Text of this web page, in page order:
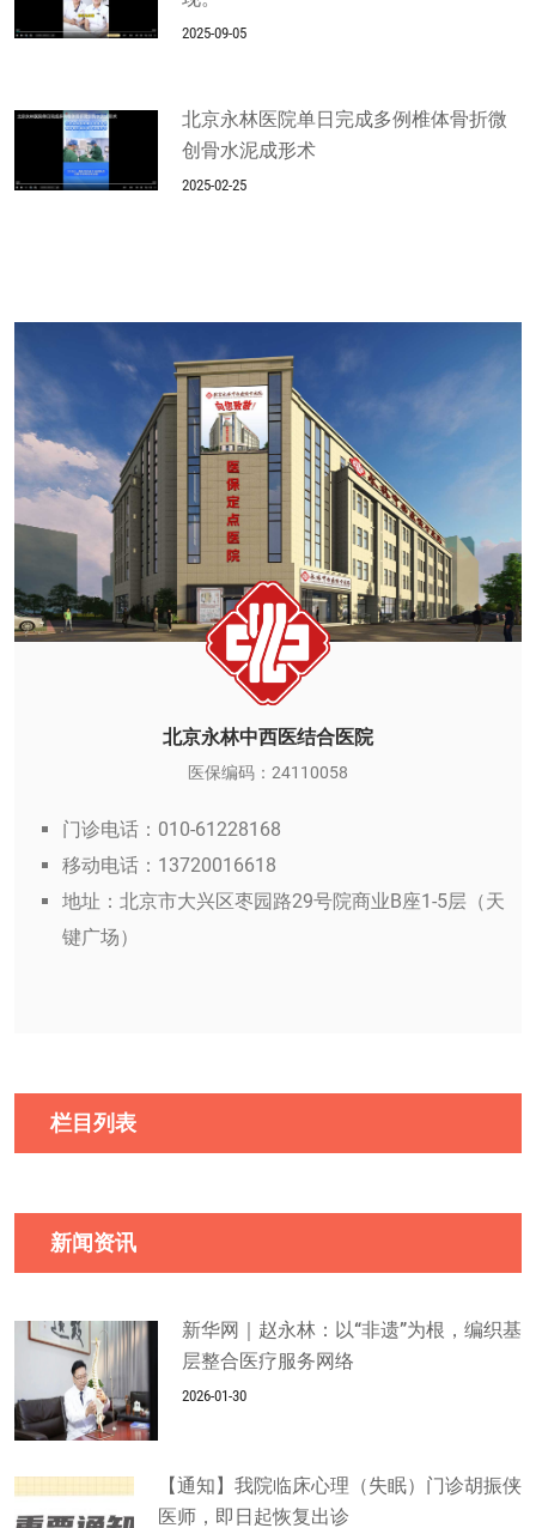
2025-09-05
北京永林医院单日完成多例椎体骨折微
创骨水泥成形术
2025-02-25
北京永林中西医结合医院
医保编码：24110058
门诊电话：010-61228168
移动电话：13720016618
地址：北京市大兴区枣园路29号院商业B座1-5层（天
键广场）
栏目列表
新闻资讯
新华网｜赵永林：以“非遗”为根，编织基
层整合医疗服务网络
2026-01-30
【通知】我院临床心理（失眠）门诊胡振侠
医师，即日起恢复出诊